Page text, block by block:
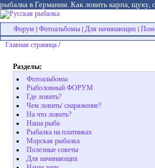
рыбалка в Германии. Как ловить карпа,
Форум
Фотоальбомы Для начинающих
Главная страница /
Разделы:
Фотоальбомы
Рыболовный ФОРУМ
Где ловить?
Чем ловить/ снаряжение?
На что ловить?
Наша рыба
Рыбалка на платниках
Морская рыбалка
Полезные советы
Для начинающих